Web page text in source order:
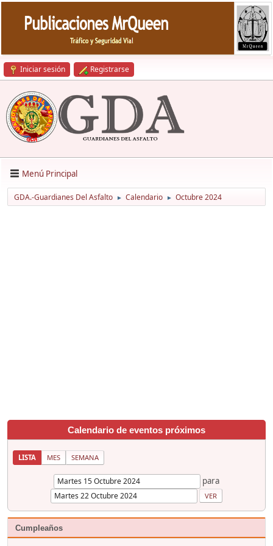
Iniciar sesión Registrarse
Menú Principal
GDA.-Guardianes Del Asfalto ► Calendario ► Octubre 2024
Calendario de eventos próximos
LISTA MES SEMANA
para
Cumpleaños